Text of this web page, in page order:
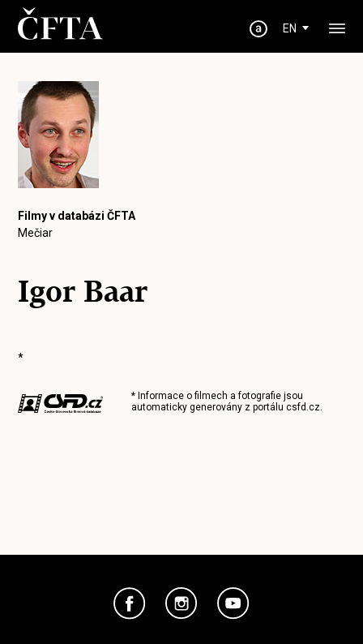
EN
Filmy v databázi ČFTA
Mečiar
Igor Baar
*
* Informace o filmech a fotografie jsou
automaticky generovány z portálucsfd.cz.